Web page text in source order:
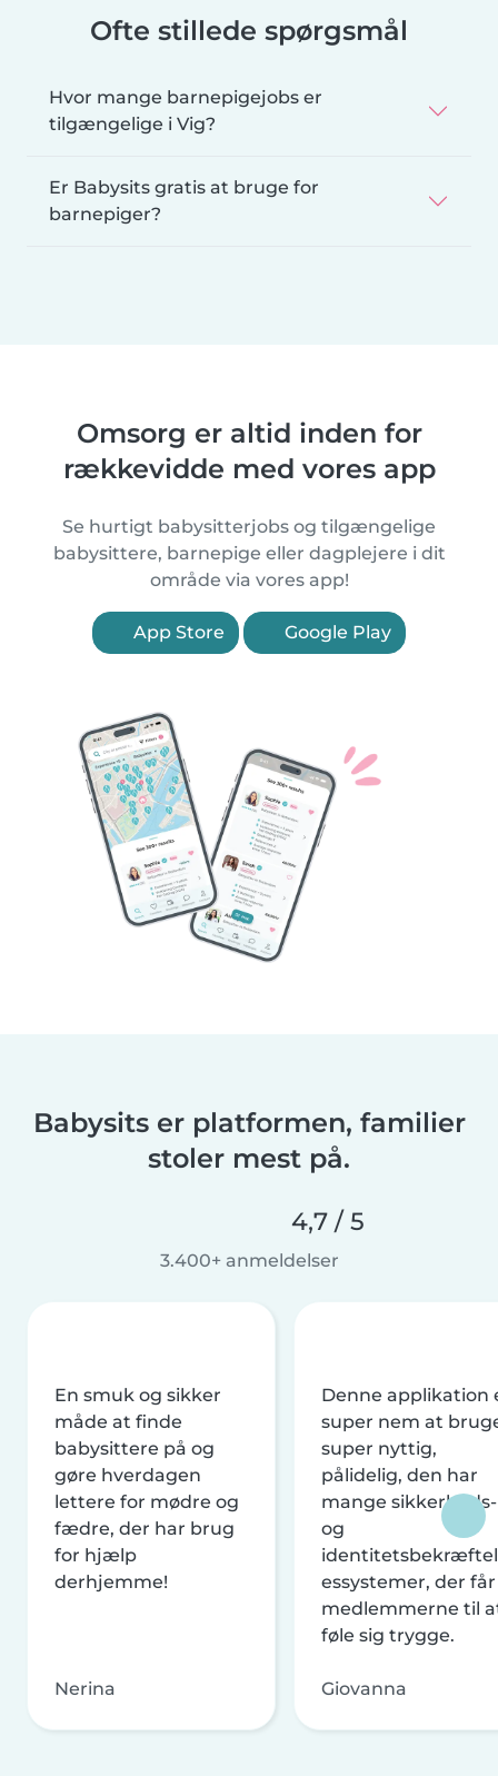
Ofte stillede spørgsmål
Hvor mange barnepigejobs er
tilgængelige i Vig?
Er Babysits gratis at bruge for
barnepiger?
Omsorg er altid inden for
rækkevidde med vores app
Se hurtigt babysitterjobs og tilgængelige
babysittere, barnepige eller dagplejere i dit
område via vores app!
App Store Google Play
Babysits er platformen, familier
stoler mest på.
4,7 / 5
3.400+ anmeldelser
En smuk og sikker
måde at finde
babysittere på og
gøre hverdagen
lettere for mødre og
fædre, der har brug
for hjælp
derhjemme!
Nerina
Denne applikation
super nem at
super nyttig,
pålidelig, den har
mange sikkerheds-
og
essystemer, der får
medlemmerne til
føle sig trygge.
Giovanna